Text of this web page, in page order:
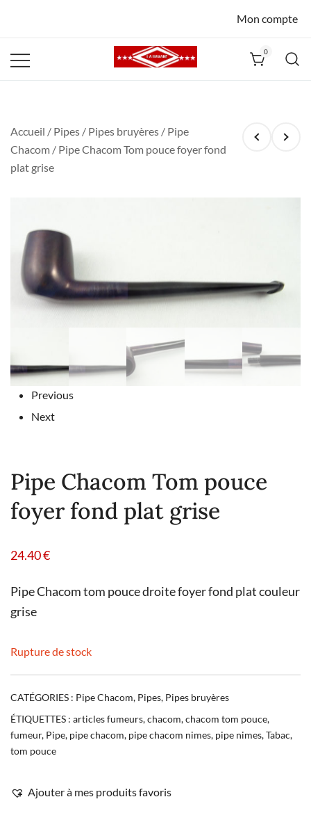
Mon compte
0
Accueil / Pipes / Pipes bruyères / Pipe
Chacom / Pipe Chacom Tom pouce foyer fond
plat grise
Previous
Next
Pipe Chacom Tom pouce
foyer fond plat grise
24.40€
Pipe Chacom tom pouce droite foyer fond plat couleur
grise
Rupture de stock
CATÉGORIES : Pipe Chacom, Pipes, Pipes bruyères
ÉTIQUETTES : articles fumeurs,chacom,chacom tom pouce,
fumeur, Pipe, pipe chacom, pipe chacom nimes, pipe nimes,Tabac,
tom pouce
Ajouter à mes produits favoris